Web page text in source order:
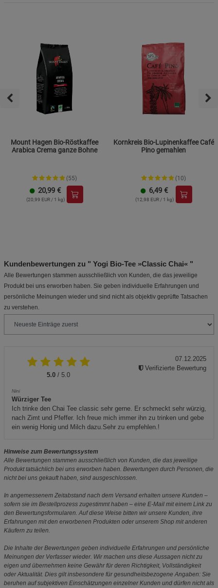
Mount Hagen Bio-Röstkaffee
Arabica Crema ganze Bohne
(55)
20,99 €
(20,99 EUR / 1 kg)
Kornkreis Bio-Lupinenkaffee Café
Pino gemahlen
(10)
6,49 €
(12,98 EUR / 1 kg)
Kundenbewertungen zu " Yogi Bio-Tee »Classic Chai« "
Alle Bewertungen stammen ausschließlich von Kunden, die das jeweilige
Produkt bei uns erworben haben. Sie geben individuelle Erfahrungen und
persönliche Meinungen wieder und sind nicht als objektiv geprüfte Tatsachen
zu verstehen.
5.0 / 5.0
Nini
Würziger Tee
Ich trinke den Chai Tee classic sehr gerne. Er schmeckt sehr würzig,
nach Zimt und Pfeffer. Ich freue mich immer ihn zu trinken und gebe
ein wenig Honig und Milch dazu.Sehr zu empfehlen.!
07.12.2025
Verifizierte Bewertung
Hinweise zum Bewertungssystem
Alle Bewertungen stammen ausschließlich von Kunden, die das jeweilige
Produkt tatsächlich bei uns erworben haben. Bewertungen durch Personen, die
nicht bei uns gekauft haben, sind ausgeschlossen.
In angemessenem Zeitabstand nach dem Versand erhalten unsere Kunden –
sofern sie im Bestellprozess zugestimmt haben – eine E-Mail mit einem Link zu
den Bewertungsformularen. Auf diese Weise bitten wir unsere Kunden, ihre
Erfahrungen mit den erworbenen Produkten oder unserem Shop mit anderen
Käufern zu teilen.
Die Inhalte der Bewertungen geben individuelle Erfahrungen und persönliche
Meinungen der Verfasser wieder. Wir machen uns diese Aussagen nicht zu
eigen und übernehmen keine Gewähr für deren Richtigkeit, Vollständigkeit
oder Aktualität. Dies gilt insbesondere für gesundheitsbezogene Angaben: Sie
beruhen auf subjektiven Einschätzungen einzelner Kunden und dürfen nicht als